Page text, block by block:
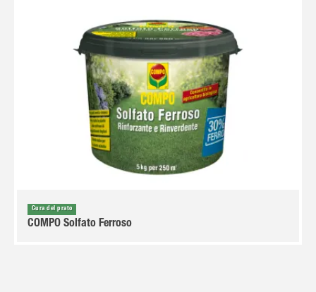
Cura del prato
COMPO Solfato Ferroso